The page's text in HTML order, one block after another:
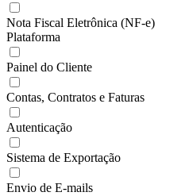
Nota Fiscal Eletrônica (NF-e)
Plataforma
Painel do Cliente
Contas, Contratos e Faturas
Autenticação
Sistema de Exportação
Envio de E-mails